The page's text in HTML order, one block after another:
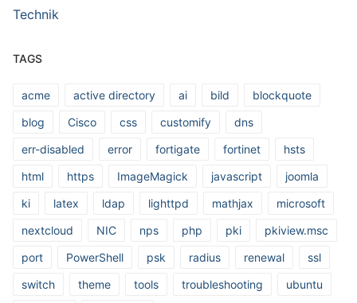
Technik
TAGS
acme active directory ai bild
blockquote
blog
Cisco css customify
dns
err-disabled
error fortigate fortinet
hsts
html
https ImageMagick javascript
joomla
ki
latex ldap lighttpd mathjax
microsoft
nextcloud
NIC nps php pki
pkiview.msc
port
PowerShell psk radius renewal
ssl
switch
theme tools troubleshooting
ubuntu